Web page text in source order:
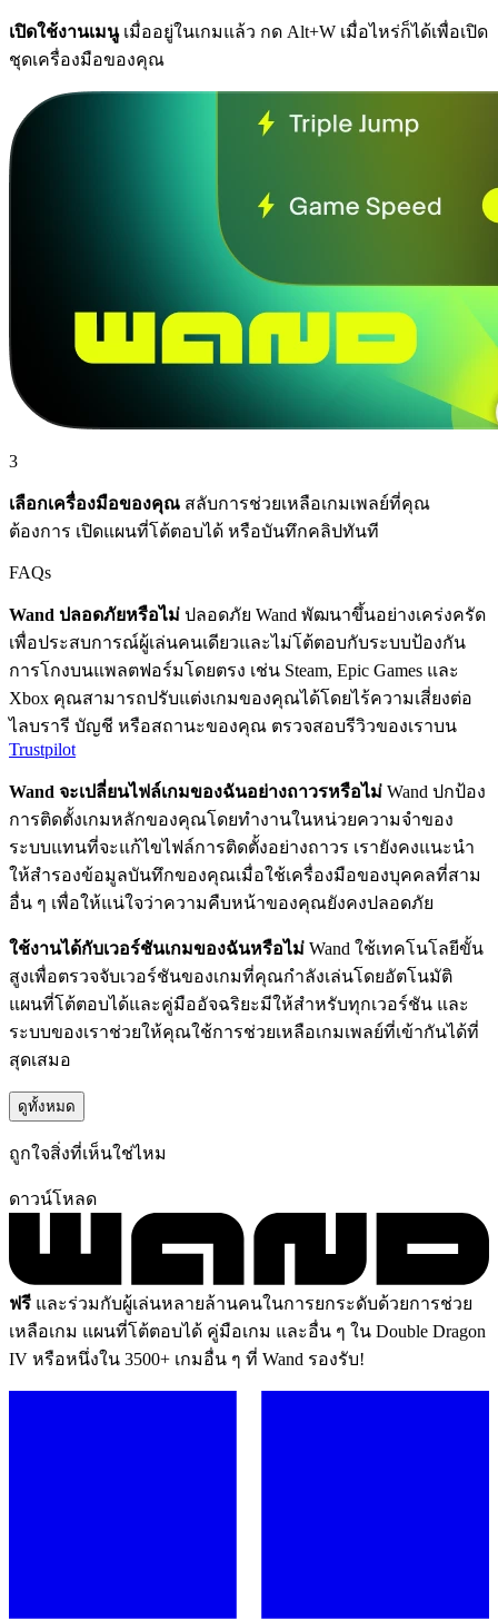
เปิดใช้งานเมนูเมื่ออยู่ในเกมแล้ว กด Alt+W เมื่อไหร่ก็ได้เพื่อเปิด
ชุดเครื่องมือของคุณ
3
เลือกเครื่องมือของคุณ สลับการช่วยเหลือเกมเพลย์ที่คุณ
ต้องการ เปิดแผนที่โต้ตอบได้ หรือบันทึกคลิปทันที
FAQs
Wand ปลอดภัยหรือไม่ ปลอดภัย Wand พัฒนาขึ้นอย่างเคร่งครัด
เพื่อประสบการณ์ผู้เล่นคนเดียวและไม่โต้ตอบกับระบบป้องกัน
การโกงบนแพลตฟอร์มโดยตรง เช่น Steam, Epic Games และ
Xbox คุณสามารถปรับแต่งเกมของคุณได้โดยไร้ความเสี่ยงต่อ
ไลบรารี บัญชี หรือสถานะของคุณ ตรวจสอบรีวิวของเราบน
Trustpilot
Wand จะเปลี่ยนไฟล์เกมของฉันอย่างถาวรหรือไม่ Wand ปกป้อง
การติดตั้งเกมหลักของคุณโดยทำงานในหน่วยความจำของ
ระบบแทนที่จะแก้ไขไฟล์การติดตั้งอย่างถาวร เรายังคงแนะนำ
ให้สำรองข้อมูลบันทึกของคุณเมื่อใช้เครื่องมือของบุคคลที่สาม
อื่น ๆ เพื่อให้แน่ใจว่าความคืบหน้าของคุณยังคงปลอดภัย
ใช้งานได้กับเวอร์ชันเกมของฉันหรือไม่ Wand ใช้เทคโนโลยีขั้น
สูงเพื่อตรวจจับเวอร์ชันของเกมที่คุณกำลังเล่นโดยอัตโนมัติ
แผนที่โต้ตอบได้และคู่มืออัจฉริยะมีให้สำหรับทุกเวอร์ชัน และ
ระบบของเราช่วยให้คุณใช้การช่วยเหลือเกมเพลย์ที่เข้ากันได้ที่
สุดเสมอ
ดูทั้งหมด
ถูกใจสิ่งที่เห็นใช่ไหม
ดาวน์โหลด
ฟรี และร่วมกับผู้เล่นหลายล้านคนในการยกระดับด้วยการช่วย
เหลือเกม แผนที่โต้ตอบได้ คู่มือเกม และอื่น ๆ ใน Double Dragon
IV หรือหนึ่งใน 3500+ เกมอื่น ๆ ที่ Wand รองรับ!